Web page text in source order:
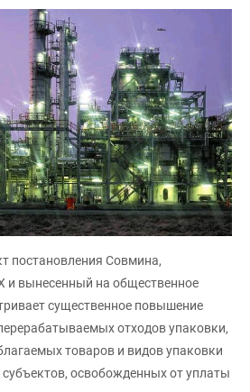
постановления Совмина,
вынесенный на общественное
существенное повышение
отходов упаковки,
товаров и видов упаковки
субъектов, освобожденных от уплаты